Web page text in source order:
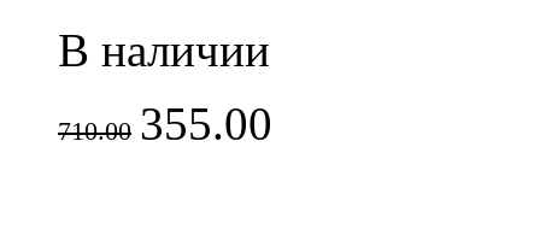
В наличии
710.00 355.00